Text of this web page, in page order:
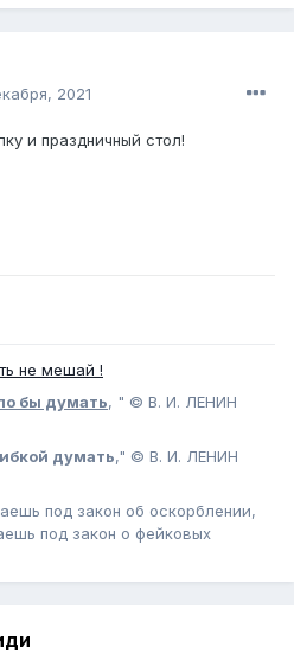
2021
и праздничный стол!
не мешай !
бы думать, " © В. И. ЛЕНИН
думать," © В. И. ЛЕНИН
под закон об оскорблении,
под закон о фейковых